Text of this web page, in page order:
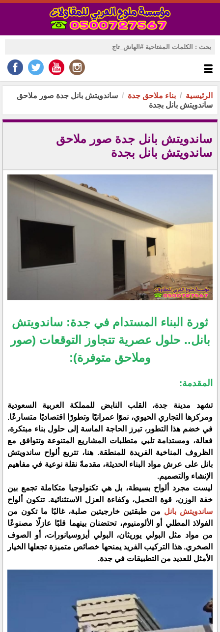
الرئيسية بناء ملاحق جدة
ساندويتش بانل جدة صور ملاحق
ساندويتش بانل بجدة
ساندويتش بانل جدة صور ملاحق
ساندويتش بانل بجدة
ثورة البناء المستدام في جدة: ساندويتش
بانل.. حلول عصرية تتجاوز التوقعات (صور
وملاحق متوفرة):
المقدمة:
تشهد مدينة جدة، القلب النابض للمملكة العربية السعودية
ومركزها التجاري الحيوي، نموًا عمرانيًا وتطورًا اقتصاديًا متسارعًا.
في خضم هذا التطور، تبرز الحاجة الماسة إلى حلول بناء مبتكرة،
فعالة، ومستدامة تلبي متطلبات المشاريع المتنوعة وتتوافق مع
الظروف المناخية الفريدة للمنطقة. هنا، تتربع ألواح ساندويتش
بانل على عرش مواد البناء الحديثة، مقدمةً نقلة نوعية في مفاهيم
الإنشاء والتصميم.
ليست مجرد ألواح بسيطة، بل هي تكنولوجيا متكاملة تجمع بين
خفة الوزن، قوة التحمل، وكفاءة العزل الاستثنائية. تتكون ألواح
ساندويتش بانل من طبقتين خارجيتين صلبة، غالبًا ما تكون من
الفولاذ المطلي أو الألومنيوم، تحتضنان بينهما قلبًا عازلًا مصنوعًا
من مواد مثل البولي يوريثان، البولي أيزوسيانورات، أو الصوف
الصخري. هذا التركيب الفريد يمنحها خصائص متميزة تجعلها الخيار
الأمثل للعديد من التطبيقات في جدة.